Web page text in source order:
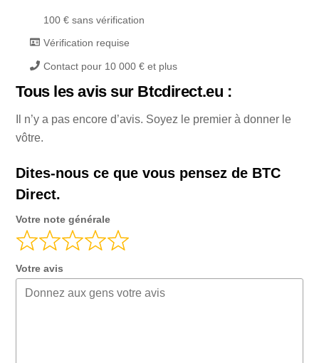
100 € sans vérification
Vérification requise
Contact pour 10 000 € et plus
Tous les avis sur Btcdirect.eu :
Il n’y a pas encore d’avis. Soyez le premier à donner le
vôtre.
Dites-nous ce que vous pensez de BTC
Direct.
Votre note générale
Votre avis